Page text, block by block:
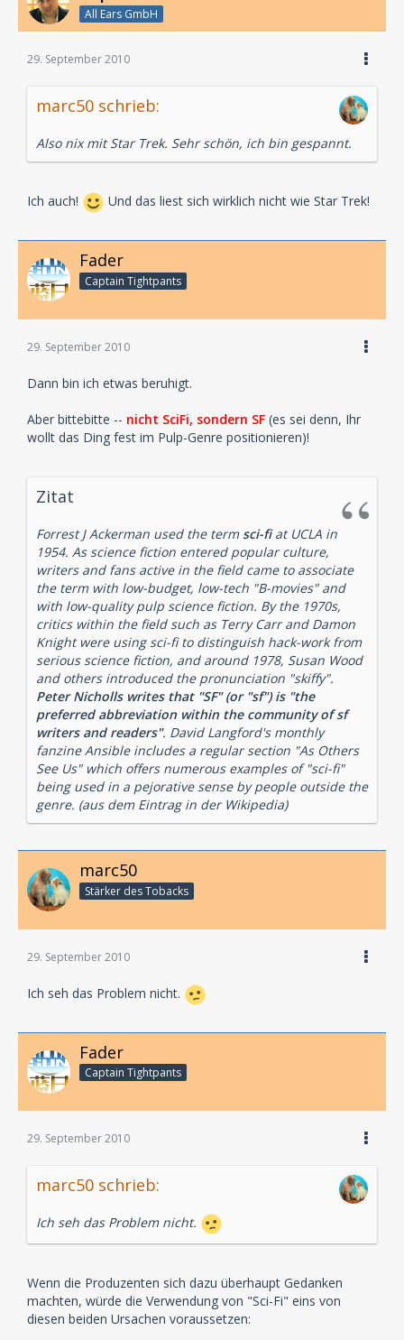
All Ears GmbH
29. September 2010
marc50 schrieb:
Also nix mit Star Trek. Sehr schön, ich bin gespannt.
Ich auch! Und das liest sich wirklich nicht wie Star Trek!
Fader
Captain Tightpants
29. September 2010
Dann bin ich etwas beruhigt.
Aber bittebitte -- nicht SciFi, sondern SF (es sei denn, Ihr
wollt das Ding fest im Pulp-Genre positionieren)!
Zitat
Forrest J Ackerman used the term sci-fiat UCLA in
1954. As science fiction entered popular culture,
writers and fans active in the field came to associate
the term with low-budget, low-tech "B-movies" and
with low-quality pulp science fiction. By the 1970s,
critics within the field such as Terry Carr and Damon
Knight were using sci-fi to distinguish hack-work from
serious science fiction, and around 1978, Susan Wood
and others introduced the pronunciation "skiffy".
Peter Nicholls writes that "SF" (or "sf") is "the
preferred abbreviation within the community of sf
writers and readers". David Langford's monthly
fanzine Ansible includes a regular section "As Others
See Us" which offers numerous examples of "sci-fi"
being used in a pejorative sense by people outside the
genre. (aus dem Eintrag in der Wikipedia)
marc50
Stärker des Tobacks
29. September 2010
Ich seh das Problem nicht.
Fader
Captain Tightpants
29. September 2010
marc50 schrieb:
Ich seh das Problem nicht.
Wenn die Produzenten sich dazu überhaupt Gedanken
machten, würde die Verwendung von "Sci-Fi" eins von
diesen beiden Ursachen voraussetzen: